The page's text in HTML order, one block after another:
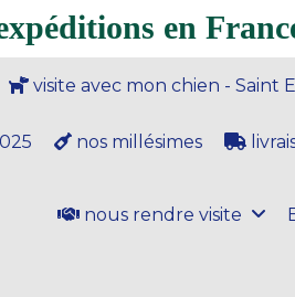
en
visite avec mon chien - Saint
nos millésimes
nous rendre visite